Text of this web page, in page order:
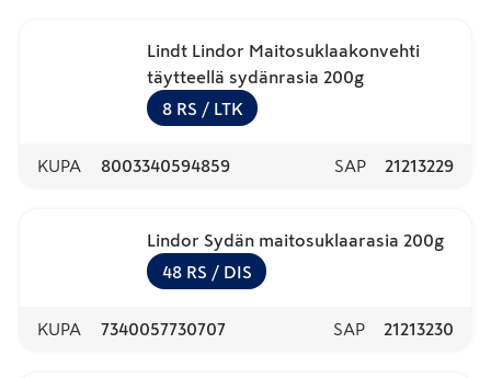
Lindt Lindor Maitosuklaakonvehti
täytteellä sydänrasia 200g
8 RS / LTK
KUPA 8003340594859 SAP 21213229
Lindor Sydän maitosuklaarasia 200g
48 RS / DIS
KUPA 7340057730707 SAP 21213230